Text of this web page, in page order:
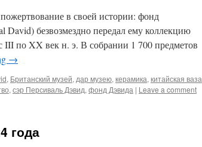
в своей истории: фонд
David) безвозмездно передал ему коллекцию
III по XX век н. э. В собрании 1 700 предметов
→
, Британский музей, дар музею, керамика, китайская ваза
, сэр Персиваль Дэвид, фонд Дэвида | Leave a comment
года